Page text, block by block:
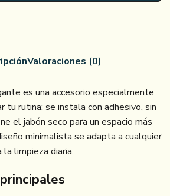
Valoraciones (0)
es una accesorio especialmente
tu rutina: se instala con adhesivo, sin
el jabón seco para un espacio más
minimalista se adapta a cualquier
limpieza diaria.